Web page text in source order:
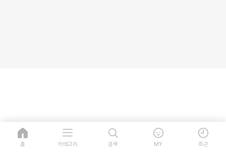
홈 카테고리 검색 MY 최근